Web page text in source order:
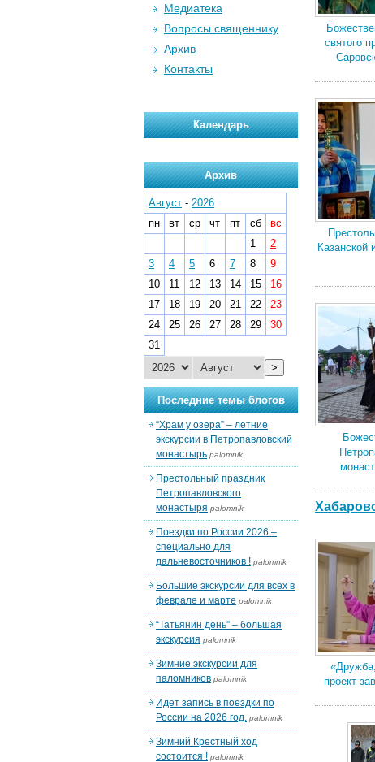
святого
Казанской
проект
Медиатека
Вопросы священнику
Архив
Контакты
Календарь
Архив
Август - 2026
пн
вт ср чт пт сб
вс
1
2
3
4 5 6 7 8
9
10
11 12 13 14 15
16
17
18 19 20 21 22
23
24
25 26 27 28 29
30
31
>
Последние темы блогов
“Храм у озера” – летние
экскурсии в Петропавловский
монастырь palomnik
Престольный праздник
Петропавловского
монастыря palomnik
Поездки по России 2026 –
специально для
дальневосточников ! palomnik
Большие экскурсии для всех в
феврале и марте palomnik
“Татьянин день” – большая
экскурсия palomnik
Зимние экскурсии для
паломников palomnik
Идет запись в поездки по
России на 2026 год. palomnik
Зимний Крестный ход
состоится ! palomnik